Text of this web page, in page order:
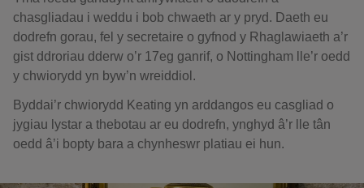
chasgliadau i weddu i bob chwaeth ar y pryd. Daeth eu
dodrefn gorau, fel y secretaire o gyfnod y Rhaglawiaeth a’r
gist ddroriau dderw o’r 17eg ganrif, o Nottingham lle’r oedd
y chwiorydd yn byw’n wreiddiol.
Byddai’r chwiorydd Keating yn arddangos eu casgliad o
jygiau lystar a thebotau ar eu dodrefn, ynghyd â’r lle tân
oedd â’i bopty bara a chynheswr platiau ei hun.